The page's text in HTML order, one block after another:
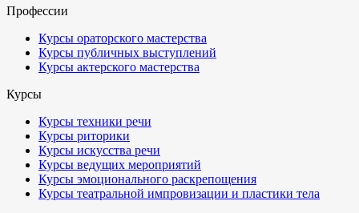
Профессии
Курсы ораторского мастерства
Курсы публичных выступлений
Курсы актерского мастерства
Курсы
Курсы техники речи
Курсы риторики
Курсы искусства речи
Курсы ведущих мероприятий
Курсы эмоционального раскрепощения
Курсы театральной импровизации и пластики тела